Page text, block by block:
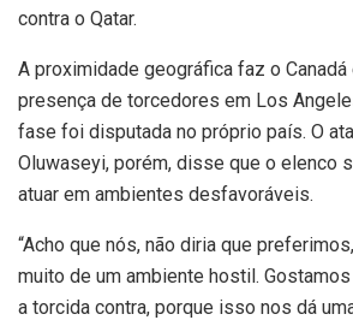
contra o Qatar.
A proximidade geográfica faz o
presença de torcedores em Los
fase foi disputada no próprio país. O
Oluwaseyi, porém, disse que o elenco
atuar em ambientes desfavoráveis.
“Acho que nós, não diria que
muito de um ambiente hostil.
a torcida contra, porque isso nos dá